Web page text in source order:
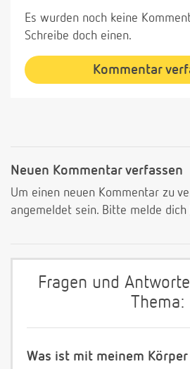
Es wurden noch keine
Schreibe doch einen.
Kommentar
Neuen Kommentar verfassen
Um einen neuen Kommentar zu
angemeldet sein. Bitte melde dich
Fragen und
Thema:
Was ist mit meinem Körper